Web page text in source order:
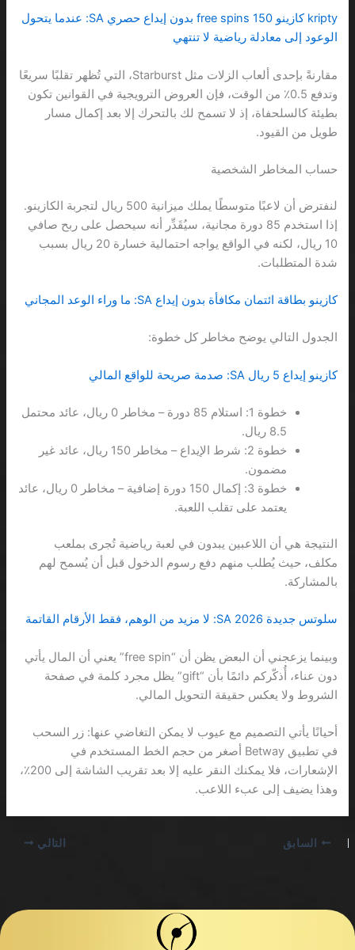
kripty كازينو 150 free spins بدون إيداع حصري SA: عندما يتحول
الوعود إلى معادلة رياضية لا تنتهي
مقارنةً بإحدى ألعاب الزلات مثل Starburst، التي تُظهر تقلبًا سريعًا
وتدفع 0.5٪ من الوقت، فإن العروض الترويجية في القوانين تكون
بطيئة كالسلحفاة، إذ لا تسمح لك بالتحرك إلا بعد إكمال مسار
طويل من القيود.
حساب المخاطر الشخصية
لنفترض أن لاعبًا متوسطًا يملك ميزانية 500 ريال لتجربة الكازينو.
إذا استخدم 85 دورة مجانية، سيُقَدِّر أنه سيحصل على ربح صافي
10 ريال، لكنه في الواقع يواجه احتمالية خسارة 20 ريال بسبب
شدة المتطلبات.
كازينو بطاقة ائتمان مكافأة بدون إيداع SA: ما وراء الوعد المجاني
الجدول التالي يوضح مخاطر كل خطوة:
كازينو إيداع 5 ريال SA: صدمة صريحة للواقع المالي
خطوة 1: استلام 85 دورة – مخاطر 0 ريال، عائد محتمل
8.5 ريال.
خطوة 2: شرط الإيداع – مخاطر 150 ريال، عائد غير
مضمون.
خطوة 3: إكمال 150 دورة إضافية – مخاطر 0 ريال، عائد
يعتمد على تقلب اللعبة.
النتيجة هي أن اللاعبين يبدون في لعبة رياضية تُجرى بملعب
مكلف، حيث يُطلب منهم دفع رسوم الدخول قبل أن يُسمح لهم
بالمشاركة.
سلوتس جديدة 2026 SA: لا مزيد من الوهم، فقط الأرقام القاتمة
وبينما يزعجني أن البعض يظن أن “free spin” يعني أن المال يأتي
دون عناء، أُذكّركم دائمًا بأن “gift” يظل مجرد كلمة في صفحة
الشروط ولا يعكس حقيقة التحويل المالي.
أحيانًا يأتي التصميم مع عيوب لا يمكن التغاضي عنها: زر السحب
في تطبيق Betway أصغر من حجم الخط المستخدم في
الإشعارات، فلا يمكنك النقر عليه إلا بعد تقريب الشاشة إلى 200٪،
وهذا يضيف إلى عبء اللاعب.
السابق التالي